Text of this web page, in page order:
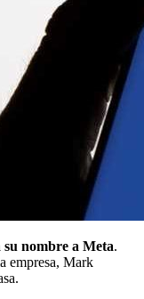
nombre a Meta.
empresa, Mark